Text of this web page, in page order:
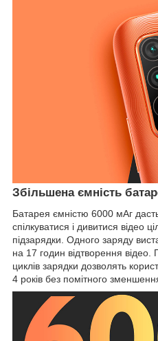
Збільшена ємність
Батарея ємністю 6000 мАг
спілкуватися і дивитися відео
підзарядки. Одного заряду
на 17 годин відтворення
циклів зарядки дозволять
4 років без помітного